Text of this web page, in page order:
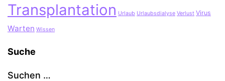
Transplantation Urlaub Urlaubsdialyse Verlust Virus
Warten Wissen
Suche
Suchen …